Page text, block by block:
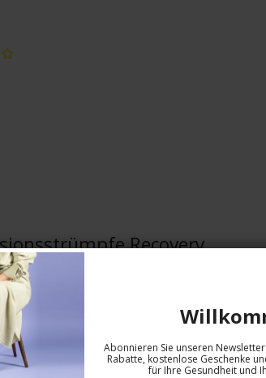
Recovery,
hier
Abonnieren Sie unseren
Rabatte, kostenlose Geschenke
für Ihre Gesundheit und